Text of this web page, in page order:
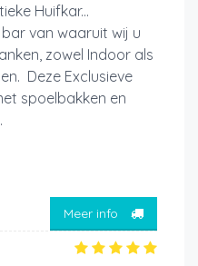
Huifkar...
van waaruit wij u
zowel Indoor als
Deze Exclusieve
spoelbakken en
Meer info